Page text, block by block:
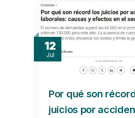
12
Jul
Por qué son
juicios por